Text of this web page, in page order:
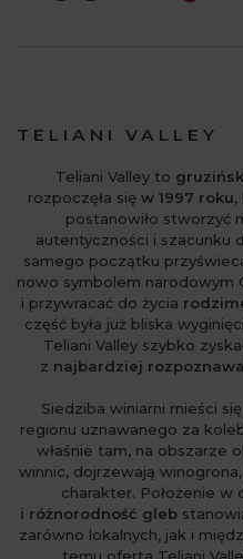
TELIANI VALLEY
Teliani Valley to
rozpoczęła się w 1997 roku,
postanowiło stworzyć
autentyczności i szacunku
samego początku
nowo symbolem narodowym
i przywracać do życia
część była już bliska
Teliani Valley szybko
z najbardziej
Siedziba winiarni mieści
regionu uznawanego za
właśnie tam, na obszarze
winnic, dojrzewają
charakter. Położenie w
i różnorodność gleb
zarówno lokalnych, jak i